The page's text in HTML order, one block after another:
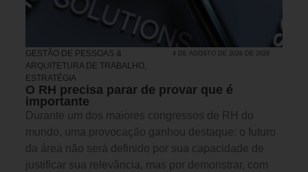
GESTÃO DE PESSOAS &
ARQUITETURA DE TRABALHO,
ESTRATÉGIA
4 DE AGOSTO DE 2026 DE 2026
O RH precisa parar de provar que é
importante
Durante um dos maiores congressos de RH do
mundo, uma provocação ganhou destaque: o futuro
da área não será definido por sua capacidade de
justificar sua relevância, mas por demonstrar, com